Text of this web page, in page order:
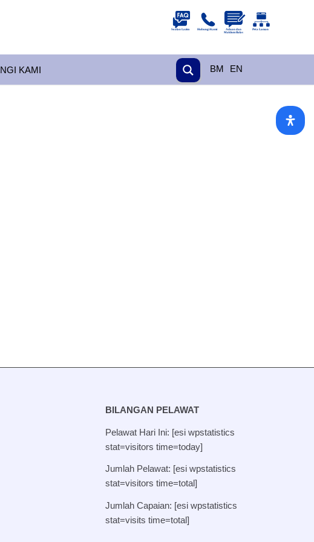
BM EN
KAMI
BILANGAN PELAWAT
Pelawat Hari Ini: [esi wpstatistics
stat=visitors time=today]
Jumlah Pelawat: [esi wpstatistics
stat=visitors time=total]
Jumlah Capaian: [esi wpstatistics
stat=visits time=total]